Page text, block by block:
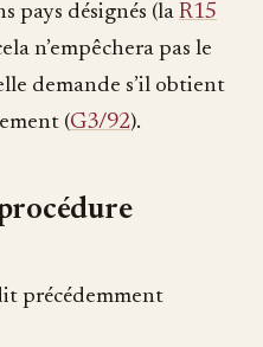
pays désignés (la R15
n’empêchera pas le
demande s’il obtient
(G3/92).
précédemment